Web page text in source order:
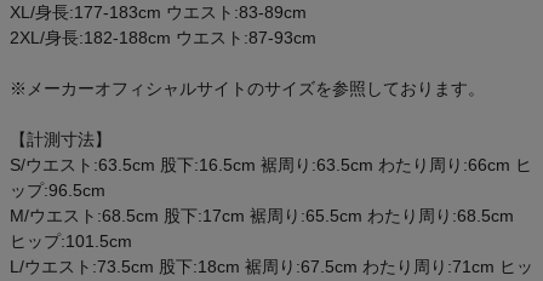
クーポン一覧
プロテイン・サプリメントまとめ買い
アウトレットセール
XL/身長:177-183cm ウエスト:83-89cm
2XL/身長:182-188cm ウエスト:87-93cm
※メーカーオフィシャルサイトのサイズを参照しております。
【計測寸法】
S/ウエスト:63.5cm 股下:16.5cm 裾周り:63.5cm わたり周り:66cm ヒ
ップ:96.5cm
M/ウエスト:68.5cm 股下:17cm 裾周り:65.5cm わたり周り:68.5cm
ヒップ:101.5cm
L/ウエスト:73.5cm 股下:18cm 裾周り:67.5cm わたり周り:71cm ヒッ